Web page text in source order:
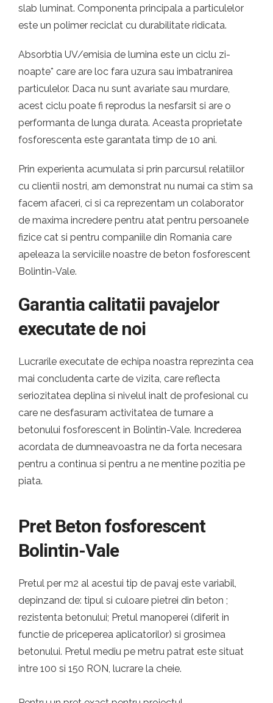
slab luminat. Componenta principala a particulelor
este un polimer reciclat cu durabilitate ridicata.
Absorbtia UV/emisia de lumina este un ciclu zi-
noapte* care are loc fara uzura sau imbatranirea
particulelor. Daca nu sunt avariate sau murdare,
acest ciclu poate fi reprodus la nesfarsit si are o
performanta de lunga durata. Aceasta proprietate
fosforescenta este garantata timp de 10 ani.
Prin experienta acumulata si prin parcursul relatiilor
cu clientii nostri, am demonstrat nu numai ca stim sa
facem afaceri, ci si ca reprezentam un colaborator
de maxima incredere pentru atat pentru persoanele
fizice cat si pentru companiile din Romania care
apeleaza la serviciile noastre de beton fosforescent
Bolintin-Vale.
Garantia calitatii pavajelor
executate de noi
Lucrarile executate de echipa noastra reprezinta cea
mai concludenta carte de vizita, care reflecta
seriozitatea deplina si nivelul inalt de profesional cu
care ne desfasuram activitatea de turnare a
betonului fosforescent in Bolintin-Vale. Increderea
acordata de dumneavoastra ne da forta necesara
pentru a continua si pentru a ne mentine pozitia pe
piata.
Pret Beton fosforescent
Bolintin-Vale
Pretul per m2 al acestui tip de pavaj este variabil,
depinzand de: tipul si culoare pietrei din beton ;
rezistenta betonului; Pretul manoperei (diferit in
functie de priceperea aplicatorilor) si grosimea
betonului. Pretul mediu pe metru patrat este situat
intre 100 si 150 RON, lucrare la cheie.